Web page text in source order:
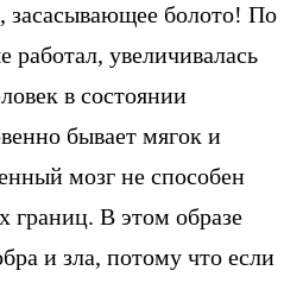
засасывающее болото! По
работал, увеличивалась
в состоянии
бывает мягок и
мозг не способен
границ. В этом образе
и зла, потому что если